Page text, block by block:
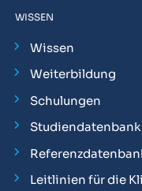
WISSEN
Wissen
Weiterbildung
Schulungen
Studiendatenbank
Leitlinien für die